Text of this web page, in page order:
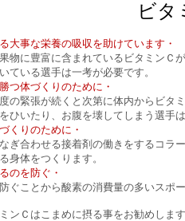
ビタ
大事な栄養の吸収を助けています・
物に豊富に含まれているビタミンＣ
ている選手は一考が必要です。
つ体づくりのために・
の緊張が続くと次第に体内からビタ
ひいたり、お腹を壊してしまう選手
くりのために・
ぎ合わせる接着剤の働きをするコラ
身体をつくります。
のを防ぐ・
ぐことから酸素の消費量の多いスポ
ンＣはこまめに摂る事をお勧めしま